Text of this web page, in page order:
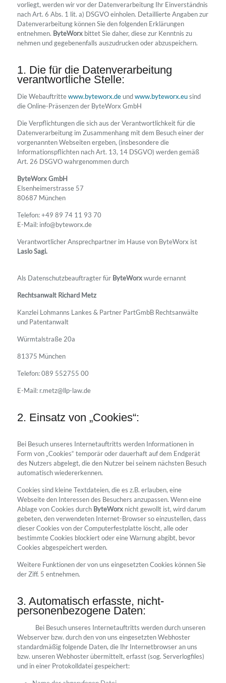
vorliegt, werden wir vor der Datenverarbeitung Ihr Einverständnis
nach Art. 6 Abs. 1 lit. a) DSGVO einholen. Detaillierte Angaben zur
Datenverarbeitung können Sie den folgenden Erklärungen
entnehmen. ByteWorxbittet Sie daher, diese zur Kenntnis zu
nehmen und gegebenenfalls auszudrucken oder abzuspeichern.
1. Die für die Datenverarbeitung
verantwortliche Stelle:
Die Webauftrittewww.byteworx.deundwww.byteworx.eusind
die Online-Präsenzen der ByteWorx GmbH
Die Verpflichtungen die sich aus der Verantwortlichkeit für die
Datenverarbeitung im Zusammenhang mit dem Besuch einer der
vorgenannten Webseiten ergeben, (insbesondere die
Informationspflichten nach Art. 13, 14 DSGVO) werden gemäß
Art. 26 DSGVO wahrgenommen durch
ByteWorx GmbH
Elsenheimerstrasse 57
80687 München
Telefon: +49 89 74 11 93 70
E-Mail: info@byteworx.de
Verantwortlicher Ansprechpartner im Hause von ByteWorx ist
Laslo Sagi.
Als Datenschutzbeauftragter für ByteWorxwurde ernannt
Rechtsanwalt Richard Metz
Kanzlei Lohmanns Lankes & Partner PartGmbB Rechtsanwälte
und Patentanwalt
Würmtalstraße 20a
81375 München
Telefon: 089 552755 00
E-Mail: r.metz@llp-law.de
2. Einsatz von „Cookies“:
Bei Besuch unseres Internetauftritts werden Informationen in
Form von „Cookies“ temporär oder dauerhaft auf dem Endgerät
des Nutzers abgelegt, die den Nutzer bei seinem nächsten Besuch
automatisch wiedererkennen.
Cookies sind kleine Textdateien, die es z.B. erlauben, eine
Webseite den Interessen des Besuchers anzupassen. Wenn eine
Ablage von Cookies durch ByteWorx nicht gewollt ist, wird darum
gebeten, den verwendeten Internet-Browser so einzustellen, dass
dieser Cookies von der Computerfestplatte löscht, alle oder
bestimmte Cookies blockiert oder eine Warnung abgibt, bevor
Cookies abgespeichert werden.
Weitere Funktionen der von uns eingesetzten Cookies können Sie
der Ziff. 5 entnehmen.
3. Automatisch erfasste, nicht-
personenbezogene Daten:
Bei Besuch unseres Internetauftritts werden durch unseren
Webserver bzw. durch den von uns eingesetzten Webhoster
standardmäßig folgende Daten, die Ihr Internetbrowser an uns
bzw. unseren Webhoster übermittelt, erfasst (sog. Serverlogfiles)
und in einer Protokolldatei gespeichert: